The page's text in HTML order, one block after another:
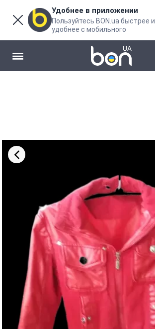
Удобнее в приложении
Пользуйтесь BON.ua быстрее и
удобнее с мобильного